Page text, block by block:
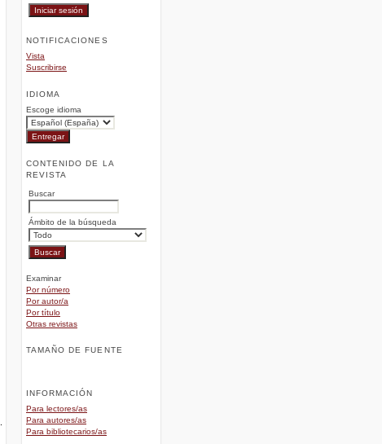
NOTIFICACIONES
Vista
Suscribirse
IDIOMA
Escoge idioma
CONTENIDO DE LA
REVISTA
Buscar
Ámbito de la búsqueda
Examinar
Por número
Por autor/a
Por título
Otras revistas
TAMAÑO DE FUENTE
INFORMACIÓN
Para lectores/as
Para autores/as
Para bibliotecarios/as